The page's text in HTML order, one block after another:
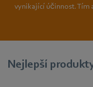
vynikající účinnost. Tím
Nejlepší